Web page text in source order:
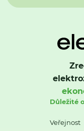
Důležité
Veřejnost